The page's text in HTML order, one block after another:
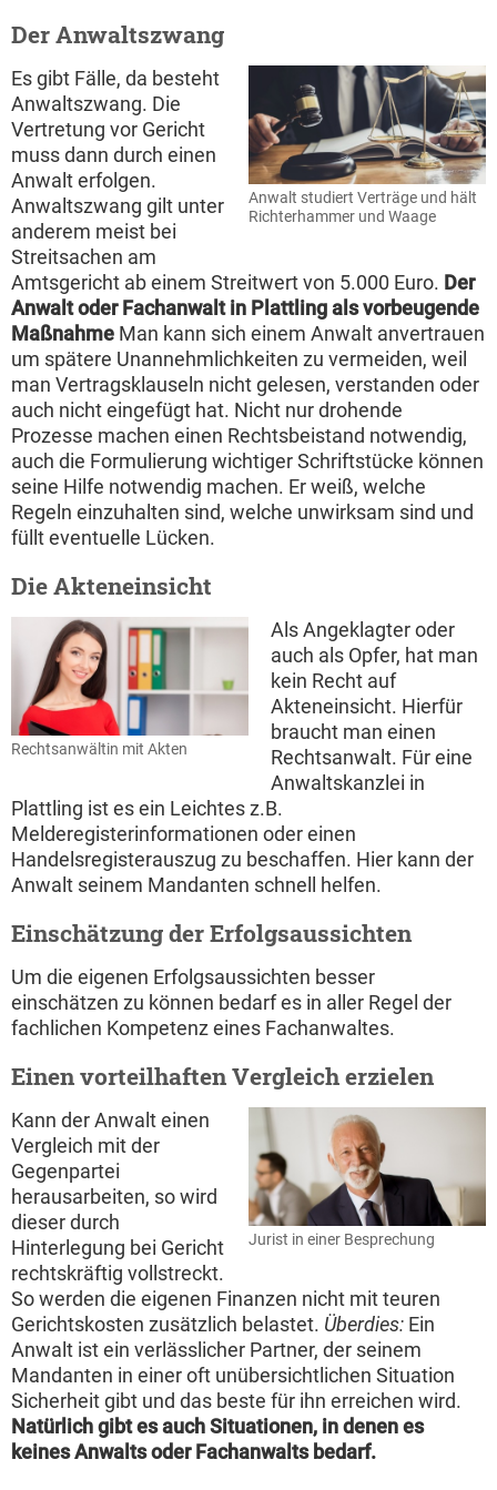
Der Anwaltszwang
Anwalt studiert Verträge und hält
Richterhammer und Waage
Es gibt Fälle, da besteht
Anwaltszwang. Die
Vertretung vor Gericht
muss dann durch einen
Anwalt erfolgen.
Anwaltszwang gilt unter
anderem meist bei
Streitsachen am
Amtsgericht ab einem Streitwert von 5.000 Euro. Der
Anwalt oder Fachanwalt in Plattling als vorbeugende
Maßnahme Man kann sich einem Anwalt anvertrauen
um spätere Unannehmlichkeiten zu vermeiden, weil
man Vertragsklauseln nicht gelesen, verstanden oder
auch nicht eingefügt hat. Nicht nur drohende
Prozesse machen einen Rechtsbeistand notwendig,
auch die Formulierung wichtiger Schriftstücke können
seine Hilfe notwendig machen. Er weiß, welche
Regeln einzuhalten sind, welche unwirksam sind und
füllt eventuelle Lücken.
Die Akteneinsicht
Rechtsanwältin mit Akten
Als Angeklagter oder
auch als Opfer, hat man
kein Recht auf
Akteneinsicht. Hierfür
braucht man einen
Rechtsanwalt. Für eine
Anwaltskanzlei in
Plattling ist es ein Leichtes z.B.
Melderegisterinformationen oder einen
Handelsregisterauszug zu beschaffen. Hier kann der
Anwalt seinem Mandanten schnell helfen.
Einschätzung der Erfolgsaussichten
Um die eigenen Erfolgsaussichten besser
einschätzen zu können bedarf es in aller Regel der
fachlichen Kompetenz eines Fachanwaltes.
Einen vorteilhaften Vergleich erzielen
Jurist in einer Besprechung
Kann der Anwalt einen
Vergleich mit der
Gegenpartei
herausarbeiten, so wird
dieser durch
Hinterlegung bei Gericht
rechtskräftig vollstreckt.
So werden die eigenen Finanzen nicht mit teuren
Gerichtskosten zusätzlich belastet. Überdies: Ein
Anwalt ist ein verlässlicher Partner, der seinem
Mandanten in einer oft unübersichtlichen Situation
Sicherheit gibt und das beste für ihn erreichen wird.
Natürlich gibt es auch Situationen, in denen es
keines Anwalts oder Fachanwalts bedarf.